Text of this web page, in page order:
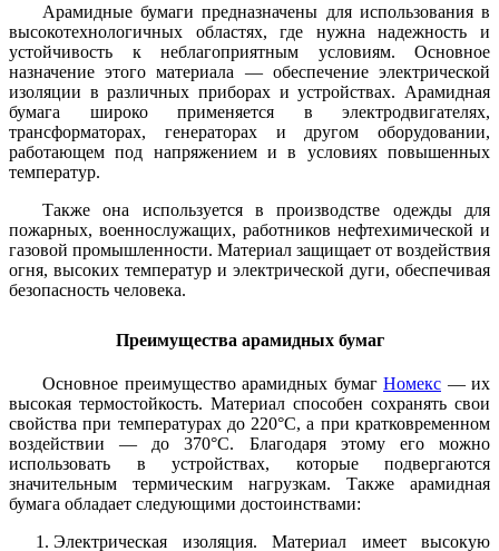
Арамидные бумаги предназначены для использования в
высокотехнологичных областях, где нужна надежность и
устойчивость к неблагоприятным условиям. Основное
назначение этого материала — обеспечение электрической
изоляции в различных приборах и устройствах. Арамидная
бумага широко применяется в электродвигателях,
трансформаторах, генераторах и другом оборудовании,
работающем под напряжением и в условиях повышенных
температур.
Также она используется в производстве одежды для
пожарных, военнослужащих, работников нефтехимической и
газовой промышленности. Материал защищает от воздействия
огня, высоких температур и электрической дуги, обеспечивая
безопасность человека.
Преимущества арамидных бумаг
Основное преимущество арамидных бумаг Номекс — их
высокая термостойкость. Материал способен сохранять свои
свойства при температурах до 220°C, а при кратковременном
воздействии — до 370°C. Благодаря этому его можно
использовать в устройствах, которые подвергаются
значительным термическим нагрузкам. Также арамидная
бумага обладает следующими достоинствами:
Электрическая изоляция. Материал имеет высокую